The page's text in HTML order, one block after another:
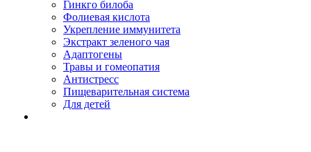
Гинкго билоба
Фолиевая кислота
Укрепление иммунитета
Экстракт зеленого чая
Адаптогены
Травы и гомеопатия
Антистресс
Пищеварительная система
Для детей